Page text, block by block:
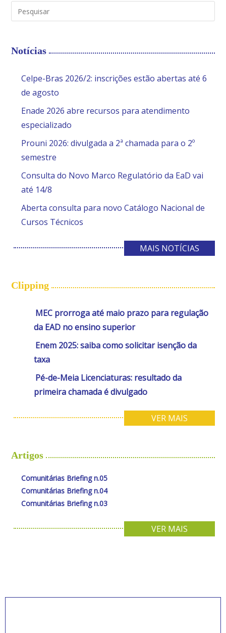
Notícias
Celpe-Bras 2026/2: inscrições estão abertas até 6
de agosto
Enade 2026 abre recursos para atendimento
especializado
Prouni 2026: divulgada a 2ª chamada para o 2º
semestre
Consulta do Novo Marco Regulatório da EaD vai
até 14/8
Aberta consulta para novo Catálogo Nacional de
Cursos Técnicos
MAIS NOTÍCIAS
Clipping
MEC prorroga até maio prazo para regulação
da EAD no ensino superior
Enem 2025: saiba como solicitar isenção da
taxa
Pé-de-Meia Licenciaturas: resultado da
primeira chamada é divulgado
VER MAIS
Artigos
Comunitárias Briefing n.05
Comunitárias Briefing n.04
Comunitárias Briefing n.03
VER MAIS